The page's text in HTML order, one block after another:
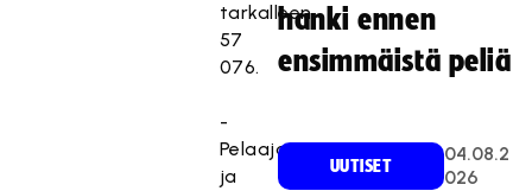
tarkalleen
57
076.
-
Pelaaja-
ja
hanki ennen
ensimmäistä peliä
UUTISET
04.08.2
026